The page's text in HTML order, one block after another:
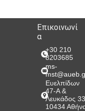
Επικοινωνί
α
+30 210
8203685
ms-
Ευελπίδων
47-A &
Λευκάδος 33
10434